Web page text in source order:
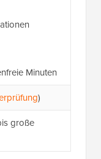
Minuten
)
große